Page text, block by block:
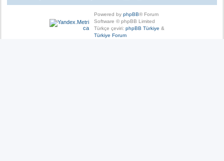
Powered by phpBB® Forum
Software © phpBB Limited
Türkçe çeviri: phpBB Türkiye &
Türkiye Forum